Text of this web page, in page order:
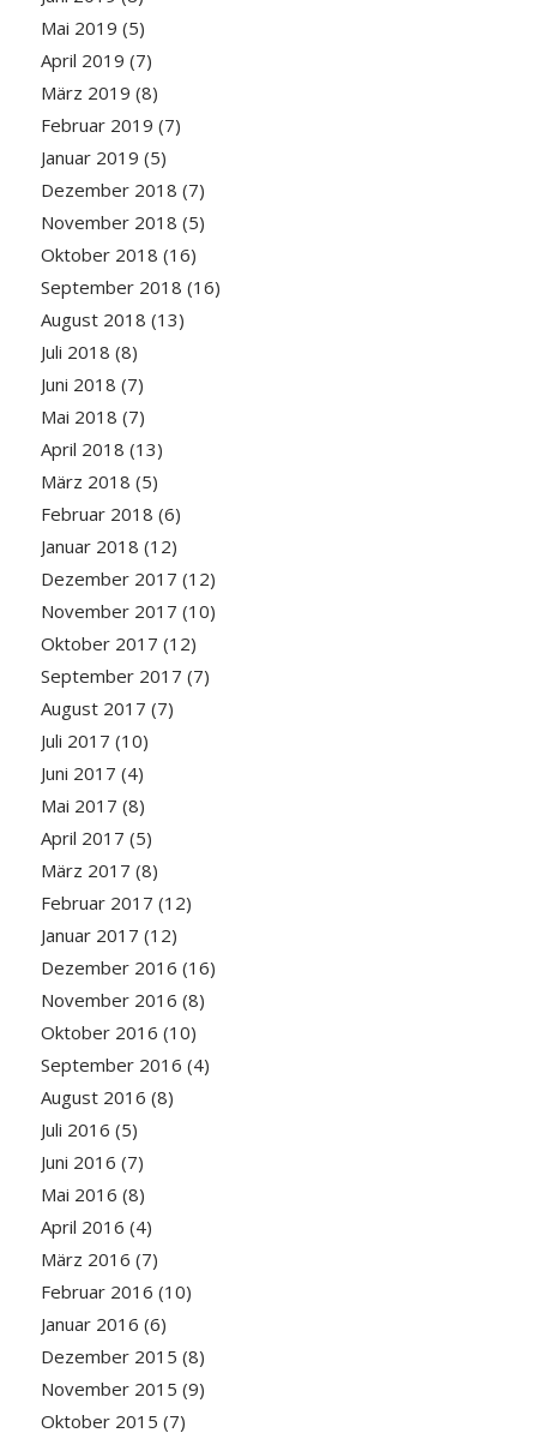
Mai 2019 (5)
April 2019 (7)
März 2019 (8)
Februar 2019 (7)
Januar 2019 (5)
Dezember 2018 (7)
November 2018 (5)
Oktober 2018 (16)
September 2018 (16)
August 2018 (13)
Juli 2018 (8)
Juni 2018 (7)
Mai 2018 (7)
April 2018 (13)
März 2018 (5)
Februar 2018 (6)
Januar 2018 (12)
Dezember 2017 (12)
November 2017 (10)
Oktober 2017 (12)
September 2017 (7)
August 2017 (7)
Juli 2017 (10)
Juni 2017 (4)
Mai 2017 (8)
April 2017 (5)
März 2017 (8)
Februar 2017 (12)
Januar 2017 (12)
Dezember 2016 (16)
November 2016 (8)
Oktober 2016 (10)
September 2016 (4)
August 2016 (8)
Juli 2016 (5)
Juni 2016 (7)
Mai 2016 (8)
April 2016 (4)
März 2016 (7)
Februar 2016 (10)
Januar 2016 (6)
Dezember 2015 (8)
November 2015 (9)
Oktober 2015 (7)